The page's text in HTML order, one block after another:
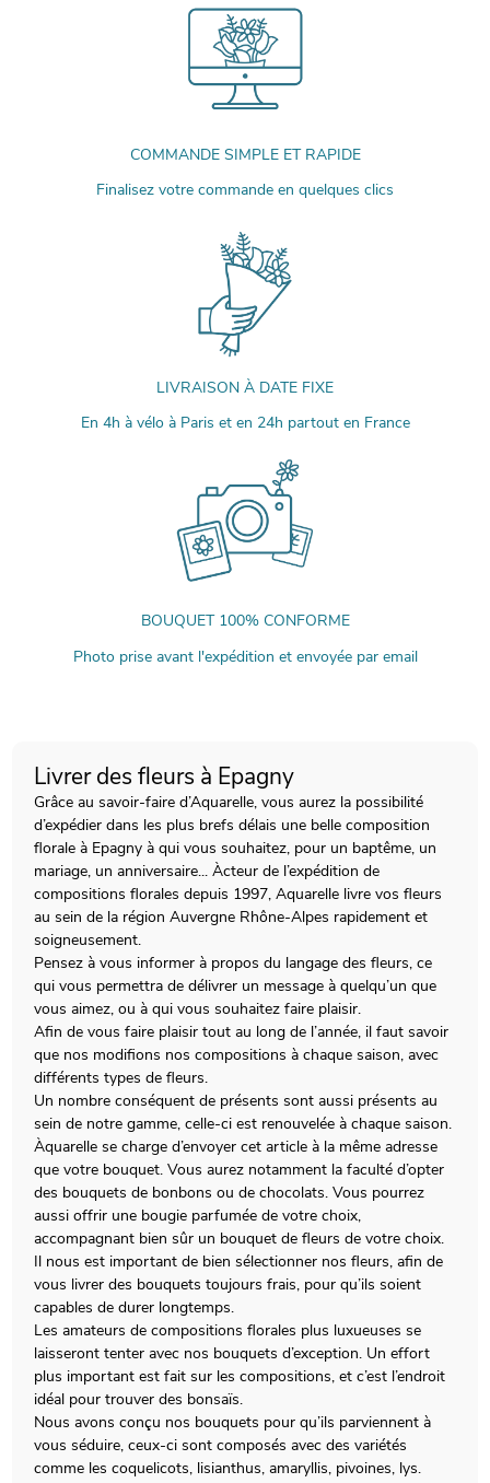
COMMANDE SIMPLE ET RAPIDE
Finalisez votre commande en quelques clics
LIVRAISON À DATE FIXE
En 4h à vélo à Paris et en 24h partout en France
BOUQUET 100% CONFORME
Photo prise avant l'expédition et envoyée par email
Livrer des fleurs à Epagny
Grâce au savoir-faire d’Aquarelle, vous aurez la possibilité
d’expédier dans les plus brefs délais une belle composition
florale à Epagny à qui vous souhaitez, pour un baptême, un
mariage, un anniversaire... Àcteur de l’expédition de
compositions florales depuis 1997, Aquarelle livre vos fleurs
au sein de la région Auvergne Rhône-Alpes rapidement et
soigneusement.
Pensez à vous informer à propos du langage des fleurs, ce
qui vous permettra de délivrer un message à quelqu’un que
vous aimez, ou à qui vous souhaitez faire plaisir.
Afin de vous faire plaisir tout au long de l’année, il faut savoir
que nos modifions nos compositions à chaque saison, avec
différents types de fleurs.
Un nombre conséquent de présents sont aussi présents au
sein de notre gamme, celle-ci est renouvelée à chaque saison.
Àquarelle se charge d’envoyer cet article à la même adresse
que votre bouquet. Vous aurez notamment la faculté d’opter
des bouquets de bonbons ou de chocolats. Vous pourrez
aussi offrir une bougie parfumée de votre choix,
accompagnant bien sûr un bouquet de fleurs de votre choix.
Il nous est important de bien sélectionner nos fleurs, afin de
vous livrer des bouquets toujours frais, pour qu’ils soient
capables de durer longtemps.
Les amateurs de compositions florales plus luxueuses se
laisseront tenter avec nos bouquets d’exception. Un effort
plus important est fait sur les compositions, et c’est l’endroit
idéal pour trouver des bonsaïs.
Nous avons conçu nos bouquets pour qu’ils parviennent à
vous séduire, ceux-ci sont composés avec des variétés
comme les coquelicots, lisianthus, amaryllis, pivoines, lys.